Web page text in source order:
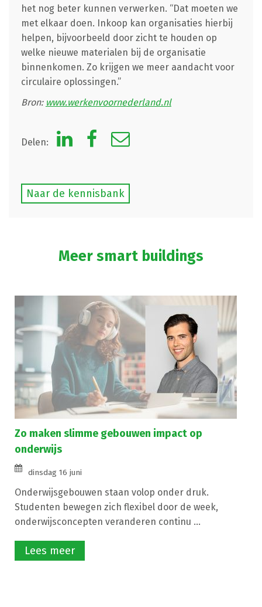
het nog beter kunnen verwerken. “Dat moeten we
met elkaar doen. Inkoop kan organisaties hierbij
helpen, bijvoorbeeld door zicht te houden op
welke nieuwe materialen bij de organisatie
binnenkomen. Zo krijgen we meer aandacht voor
circulaire oplossingen.”
Bron: www.werkenvoornederland.nl
Delen:
Naar de kennisbank
Meer smart buildings
Zo maken slimme gebouwen impact op
onderwijs
dinsdag 16 juni
Onderwijsgebouwen staan volop onder druk.
Studenten bewegen zich flexibel door de week,
onderwijsconcepten veranderen continu ...
Lees meer